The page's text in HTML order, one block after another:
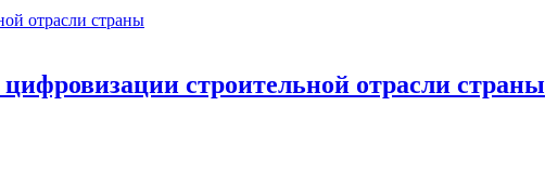
строительной отрасли страны